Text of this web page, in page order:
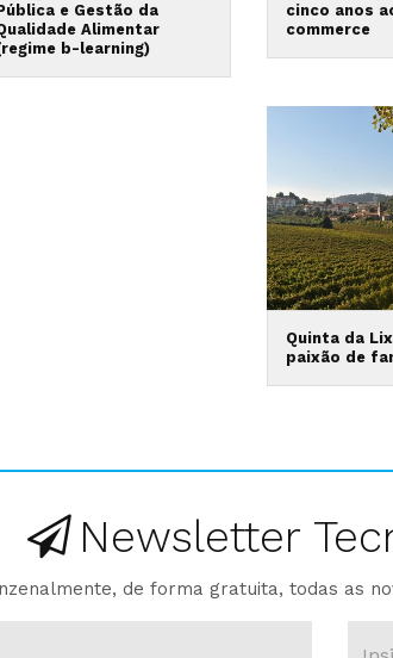
e Gestão da
Alimentar
b-learning)
cinco anos
commerce
Quinta da
paixão de
Newsletter
de forma gratuita, todas as